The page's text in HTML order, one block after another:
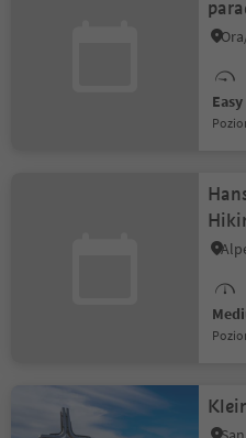
to
Easy
Poziom
Poziom